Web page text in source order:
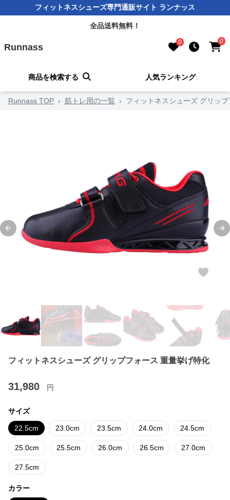
フィットネスシューズ専門通販サイト ランナッス
全品送料無料！
Runnass 0 0
商品を検索する 人気ランキング
Runnass TOP › 筋トレ用の一覧 › フィットネスシューズ グリッ
Previous slide
フィットネスシューズ グリップフォース 重量挙げ特化
31,980 円
サイズ
22.5cm 23.0cm 23.5cm 24.0cm 24.5cm
25.0cm 25.5cm 26.0cm 26.5cm 27.0cm
27.5cm
カラー